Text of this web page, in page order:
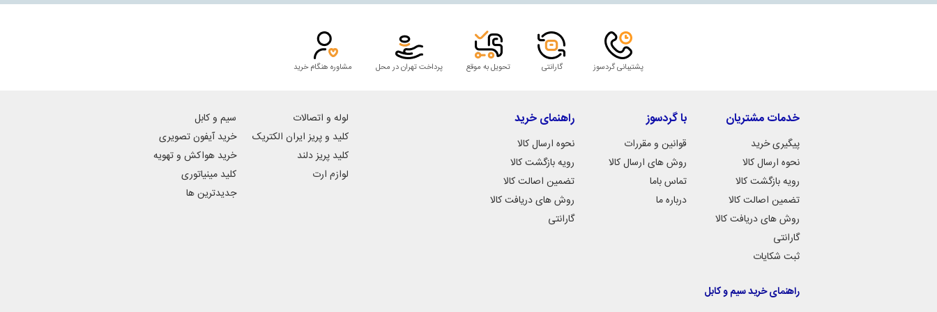
پشتیبانی گردسوز گارانتی تحویل به موقع پرداخت تهران در محل مشاوره هنگام خرید
خدمات مشتریان
پیگیری خرید
نحوه ارسال کالا
رویه بازگشت کالا
تضمین اصالت کالا
روش های دریافت کالا
گارانتی
ثبت شکایات
با گردسوز
قوانین و مقررات
روش های ارسال کالا
تماس باما
درباره ما
راهنمای خرید
نحوه ارسال کالا
رویه بازگشت کالا
تضمین اصالت کالا
روش های دریافت کالا
گارانتی
لوله و اتصالات
کلید و پریز ایران الکتریک
کلید پریز دلند
لوازم ارت
سیم و کابل
خرید آیفون تصویری
خرید هواکش و تهویه
کلید مینیاتوری
جدیدترین ها
راهنمای خرید سیم و کابل